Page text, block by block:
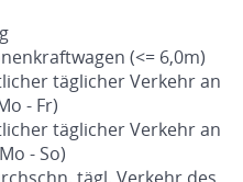
(<= 6,0m)
täglicher Verkehr an
- Fr)
täglicher Verkehr an
- So)